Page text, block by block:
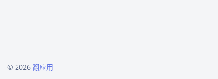
© 2026 翻应用